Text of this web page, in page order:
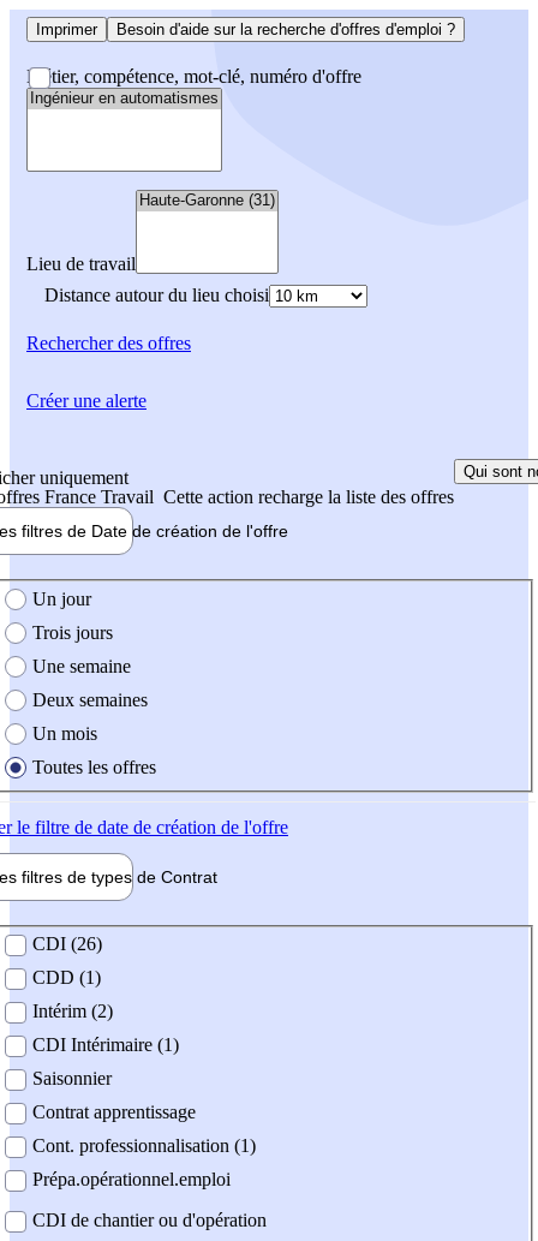
Imprimer Besoin d'aide sur la recherche d'offres d'emploi ?
Métier, compétence, mot-clé, numéro d'offre
Lieu de travail
Distance autour du lieu choisi
Rechercherdes offres
uniquement
France Travail Cette action recharge la liste des offres
Qui sont
filtres de Date de création de l'offre
création de l'offre
Un jour
Trois jours
Une semaine
Deux semaines
Un mois
Toutes les offres
le filtre de date de création de l'offre
filtres de types de Contrat
contrat
CDI (26)
CDD (1)
Intérim (2)
CDI Intérimaire (1)
Saisonnier
Contrat apprentissage
Cont. professionnalisation (1)
Prépa.opérationnel.emploi
CDI de chantier ou d'opération
Créer une alerte